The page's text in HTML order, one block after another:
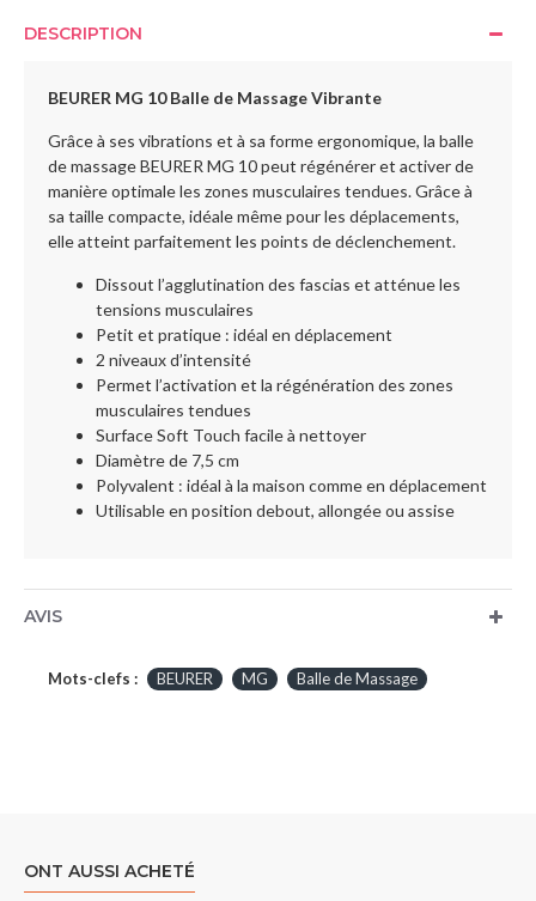
DESCRIPTION
BEURER MG 10 Balle de Massage Vibrante
Grâce à ses vibrations et à sa forme ergonomique, la balle
de massage BEURER MG 10 peut régénérer et activer de
manière optimale les zones musculaires tendues. Grâce à
sa taille compacte, idéale même pour les déplacements,
elle atteint parfaitement les points de déclenchement.
Dissout l’agglutination des fascias et atténue les
tensions musculaires
Petit et pratique : idéal en déplacement
2 niveaux d’intensité
Permet l’activation et la régénération des zones
musculaires tendues
Surface Soft Touch facile à nettoyer
Diamètre de 7,5 cm
Polyvalent : idéal à la maison comme en déplacement
Utilisable en position debout, allongée ou assise
AVIS
Mots-clefs : BEURER MG Balle de Massage
ONT AUSSI ACHETÉ